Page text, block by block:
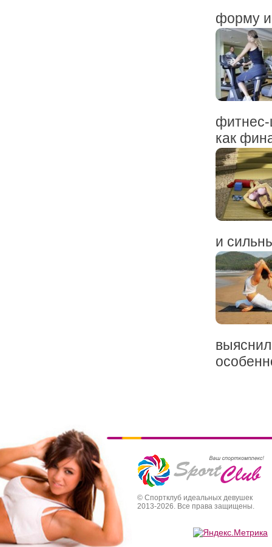
форму
фитнес-
как
и
© Спортклуб идеальных девушек
2013-2026. Все права защищены.